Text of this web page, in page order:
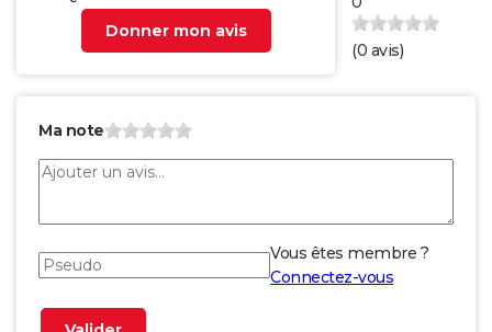
Donner mon avis
(0 avis)
Ma note
Vous êtes membre ?
Connectez-vous